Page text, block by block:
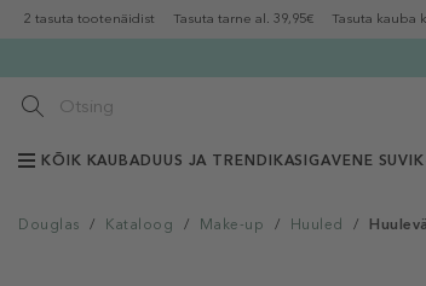
2 tasuta tootenäidist Tasuta tarne al. 39,95€ Tasuta kauba
KÕIK KAUBADUUS JA TRENDIKAS IGAVENE SUVI
Douglas / Kataloog / Make-up / Huuled /